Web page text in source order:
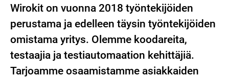
Wirokit on vuonna 2018 työntekijöiden
perustama ja edelleen täysin työntekijöiden
omistama yritys. Olemme koodareita,
testaajia ja testiautomaation kehittäjiä.
Tarjoamme osaamistamme asiakkaiden